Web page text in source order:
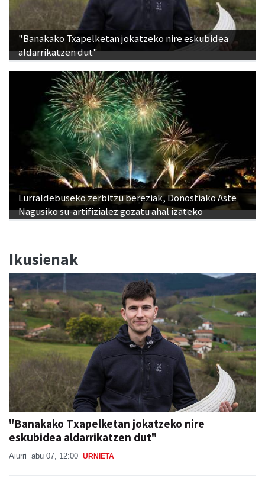
"Banakako Txapelketan jokatzeko nire eskubidea
aldarrikatzen dut"
Lurraldebuseko zerbitzu bereziak, Donostiako Aste
Nagusiko su-artifizialez gozatu ahal izateko
Ikusienak
"Banakako Txapelketan jokatzeko nire
eskubidea aldarrikatzen dut"
Aiurri abu 07, 12:00 URNIETA